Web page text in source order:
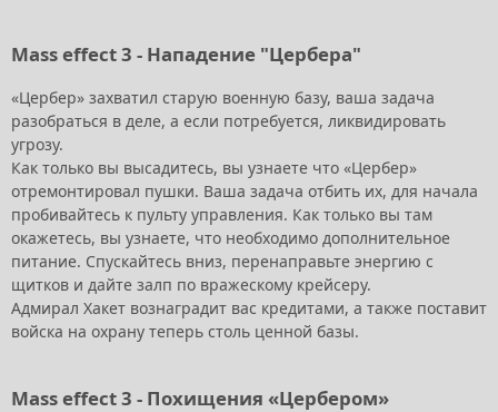
Mass effect 3 - Нападение "Цербера"
«Цербер» захватил старую военную базу, ваша задача
разобраться в деле, а если потребуется, ликвидировать
угрозу.
Как только вы высадитесь, вы узнаете что «Цербер»
отремонтировал пушки. Ваша задача отбить их, для начала
пробивайтесь к пульту управления. Как только вы там
окажетесь, вы узнаете, что необходимо дополнительное
питание. Спускайтесь вниз, перенаправьте энергию с
щитков и дайте залп по вражескому крейсеру.
Адмирал Хакет вознаградит вас кредитами, а также поставит
войска на охрану теперь столь ценной базы.
Mass effect 3 - Похищения «Цербером»